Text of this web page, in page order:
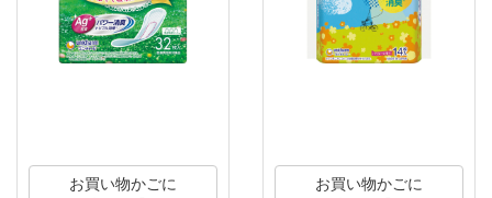
お買い物かごに
お買い物かごに